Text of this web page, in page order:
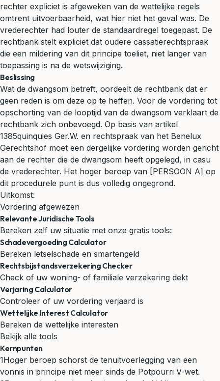
rechter expliciet is afgeweken van de wettelijke regels
omtrent uitvoerbaarheid, wat hier niet het geval was. De
vrederechter had louter de standaardregel toegepast. De
rechtbank stelt expliciet dat oudere cassatierechtspraak
die een mildering van dit principe toeliet, niet langer van
toepassing is na de wetswijziging.
Beslissing
Wat de dwangsom betreft, oordeelt de rechtbank dat er
geen reden is om deze op te heffen. Voor de vordering tot
opschorting van de looptijd van de dwangsom verklaart de
rechtbank zich onbevoegd. Op basis van artikel
1385quinquies Ger.W. en rechtspraak van het Benelux
Gerechtshof moet een dergelijke vordering worden gericht
aan de rechter die de dwangsom heeft opgelegd, in casu
de vrederechter. Het hoger beroep van [PERSOON A] op
dit procedurele punt is dus volledig ongegrond.
Uitkomst:
Vordering afgewezen
Relevante Juridische Tools
Bereken zelf uw situatie met onze gratis tools:
Schadevergoeding Calculator
Bereken letselschade en smartengeld
Rechtsbijstandsverzekering Checker
Check of uw woning- of familiale verzekering dekt
Verjaring Calculator
Controleer of uw vordering verjaard is
Wettelijke Interest Calculator
Bereken de wettelijke interesten
Bekijk alle tools
Kernpunten
1Hoger beroep schorst de tenuitvoerlegging van een
vonnis in principe niet meer sinds de Potpourri V-wet.